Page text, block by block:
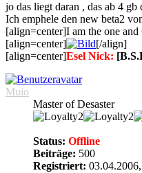
jo das liegt daran , das ab 4
Ich emphele den new beta2
[align=center]I am the one
[align=center]
[/align]
[align=center]Esel Nick:
Muio
Master of Desaster
Status: Offline
Beiträge: 500
Registriert: